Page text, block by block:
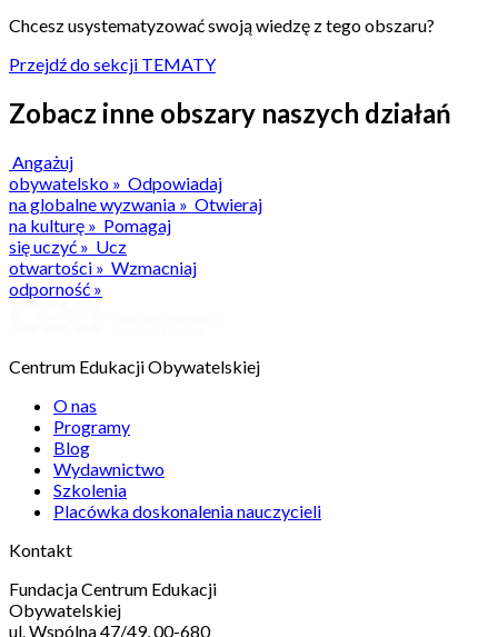
Chcesz usystematyzować swoją wiedzę z tego obszaru?
Przejdź do sekcji TEMATY
Zobacz inne obszary naszych działań
Angażuj
obywatelsko » Odpowiadaj
na globalne wyzwania » Otwieraj
na kulturę » Pomagaj
się uczyć » Ucz
otwartości » Wzmacniaj
odporność »
Centrum Edukacji Obywatelskiej
O nas
Programy
Blog
Wydawnictwo
Szkolenia
Placówka doskonalenia nauczycieli
Kontakt
Fundacja Centrum Edukacji
Obywatelskiej
ul. Wspólna 47/49, 00-680